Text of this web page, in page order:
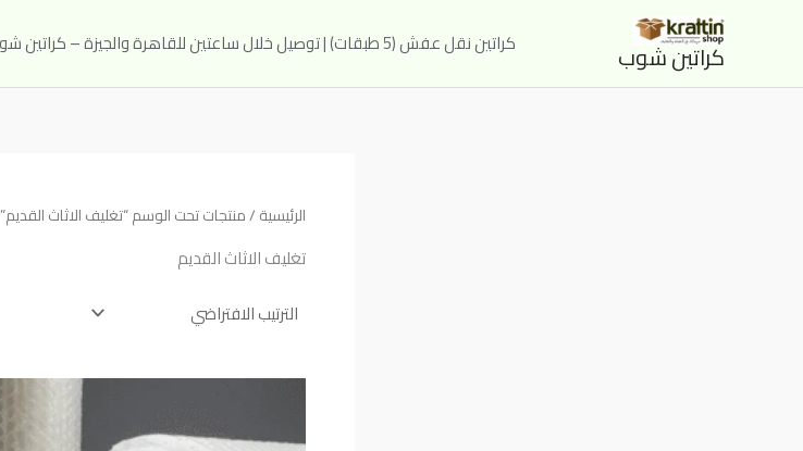
كراتين شوب كراتين نقل عفش (5 طبقات) | توصيل خلال ساعتين للقاهرة والجيزة – كراتين شوب
الرئيسية/ منتجات تحت الوسم “تغليف الاثاث القديم”
تغليف الاثاث القديم